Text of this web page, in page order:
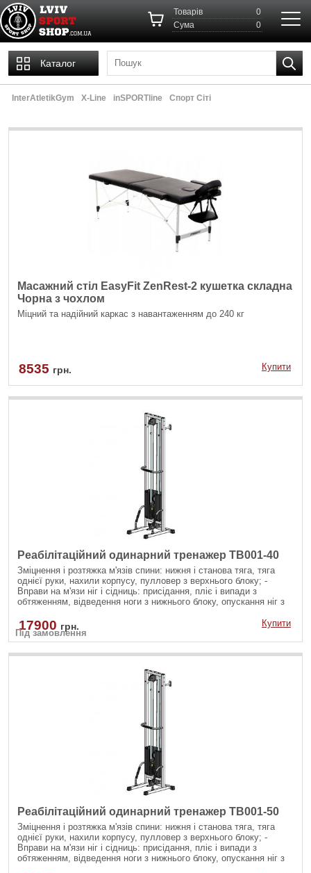
Товарів
0
Cума
0
Каталог
InterAtletikGym X-Line inSPORTline Спорт Сіті
Масажний стіл EasyFit ZenRest-2 кушетка складна
Чорна з чохлом
Міцний та надійний каркас з навантаженням до 240 кг
8535 грн. Купити
Реабілітаційний одинарний тренажер TB001-40
Зміцнення і розтяжка м'язів спини: нижня і станова тяга, тяга
однієї руки, нахили корпусу, пулловер з верхнього блоку; -
Вправи на м'язи ніг і сідниць: присідання, пліє і випади з
обтяженням, відведення ноги з нижнього блоку, опускання ніг з
різними хватами, розгинання рук на трицепс з різноманітними
рукоятями; - Зміцнення м'язів черевного преса: скручування на
прес, бічні нахили убік на косі м'язи як з верхнього так і з
нижнього блоку.
17900 грн.
Купити
Під замовлення
Реабілітаційний одинарний тренажер TB001-50
Зміцнення і розтяжка м'язів спини: нижня і станова тяга, тяга
однієї руки, нахили корпусу, пулловер з верхнього блоку; -
Вправи на м'язи ніг і сідниць: присідання, пліє і випади з
обтяженням, відведення ноги з нижнього блоку, опускання ніг з